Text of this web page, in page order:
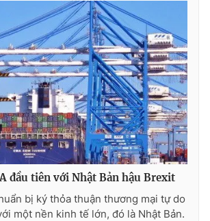
024.66 897 897
024-7300.7108
đầu tiên với Nhật Bản hậu Brexit
bị ký thỏa thuận thương mại tự do
một nền kinh tế lớn, đó là Nhật Bản.